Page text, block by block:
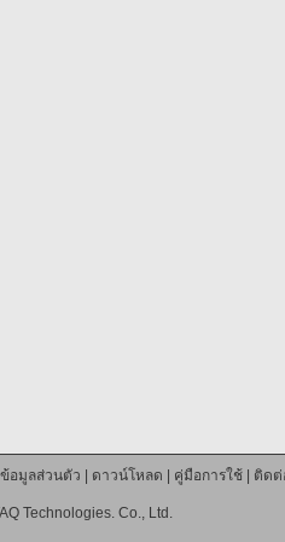
ข้อมูลส่วนตัว ดาวน์โหลด คู่มือการใช้| ติดต่
Technologies. Co., Ltd.